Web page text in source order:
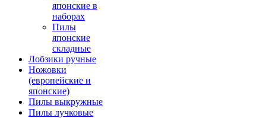
японские в
наборах
Пилы
японские
складные
Лобзики ручные
Ножовки
(европейские и
японские)
Пилы выкружные
Пилы лучковые